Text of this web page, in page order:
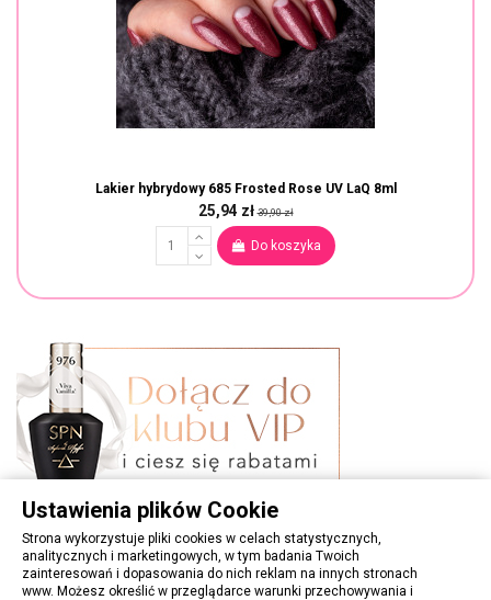
Lakier hybrydowy 685 Frosted Rose UV LaQ 8ml
25,94 zł39,90 zł
Do koszyka
Ustawienia plików Cookie
Strona wykorzystuje pliki cookies w celach statystycznych,
analitycznych i marketingowych, w tym badania Twoich
zainteresowań i dopasowania do nich reklam na innych stronach
www. Możesz określić w przeglądarce warunki przechowywania i